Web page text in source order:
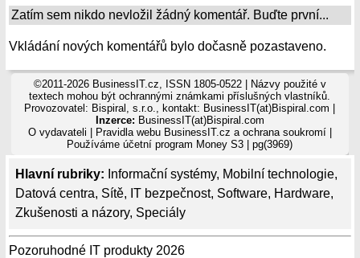
Hlavní rubriky: Informační systémy, Mobilní technologie,
Datová centra, Sítě, IT bezpečnost, Software, Hardware,
Zkušenosti a názory, Speciály
Pozoruhodné IT produkty 2026
Zatím sem nikdo nevložil žádný komentář. Buďte první...
Vkládání nových komentářů bylo dočasně pozastaveno.
©2011-2026 BusinessIT.cz, ISSN 1805-0522 | Názvy použité v
textech mohou být ochrannými známkami příslušných vlastníků.
Provozovatel: Bispiral, s.r.o., kontakt: BusinessIT(at)Bispiral.com |
Inzerce: BusinessIT(at)Bispiral.com
O vydavateli
Pravidla webu BusinessIT.cz a ochrana soukromí|
Používámeúčetní program Money S3 | pg(3969)